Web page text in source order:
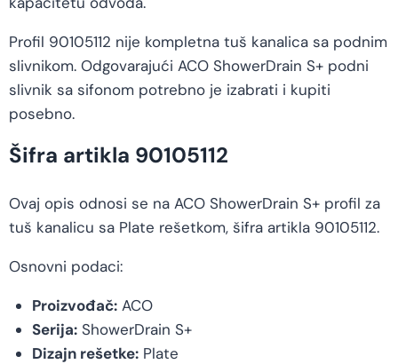
Profil 90105112 nije kompletna tuš kanalica sa podnim
slivnikom. Odgovarajući ACO ShowerDrain S+ podni
slivnik sa sifonom potrebno je izabrati i kupiti
posebno.
Šifra artikla 90105112
Ovaj opis odnosi se na ACO ShowerDrain S+ profil za
tuš kanalicu sa Plate rešetkom, šifra artikla 90105112.
Osnovni podaci:
Proizvođač:ACO
Serija:ShowerDrain S+
Dizajn rešetke:Plate